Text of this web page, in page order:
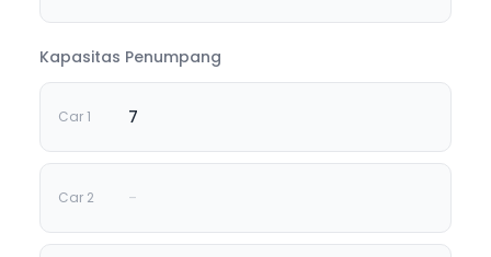
Kapasitas Penumpang
7
-